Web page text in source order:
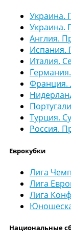
Украина.
Украина.
Англия.
Испания.
Италия.
Франция.
Турция.
Россия.
Еврокубки
Лига
Лига
Лига
Национальные